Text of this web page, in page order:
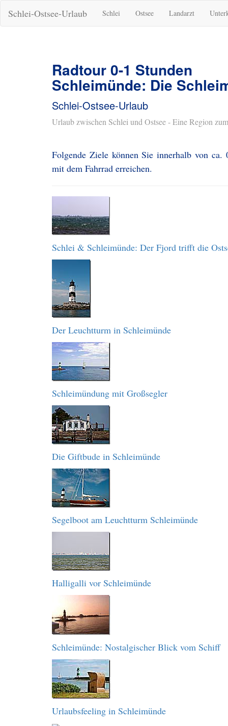
Schlei-Ostsee-Urlaub Schlei Ostsee Landarzt
Radtour 0-1 Stunden
Schleimünde: Die
Schlei-Ostsee-Urlaub
Urlaub zwischen Schlei und Ostsee - Eine Region
Folgende Ziele können Sie innerhalb von
mit dem Fahrrad erreichen.
Schlei & Schleimünde: Der Fjord trifft die
Der Leuchtturm in Schleimünde
Schleimündung mit Großsegler
Die Giftbude in Schleimünde
Segelboot am Leuchtturm Schleimünde
Halligalli vor Schleimünde
Schleimünde: Nostalgischer Blick vom Schiff
Urlaubsfeeling in Schleimünde